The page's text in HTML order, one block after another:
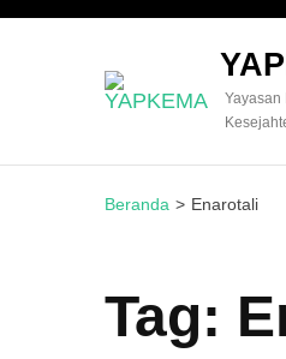
Yayasan
Beranda > Enarotali
Tag: